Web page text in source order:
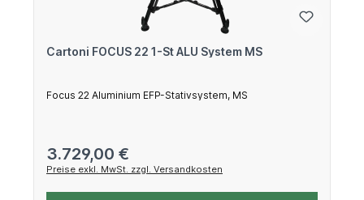
Cartoni FOCUS 22 1-St ALU System MS
Focus 22 Aluminium EFP-Stativsystem, MS
Regulärer Preis:
3.729,00 €
Preise exkl. MwSt. zzgl. Versandkosten